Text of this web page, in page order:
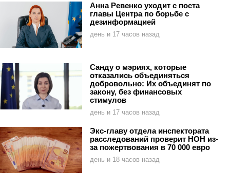
Анна Ревенко уходит с поста
главы Центра по борьбе с
дезинформацией
день и 17 часов назад
Санду о мэриях, которые
отказались объединяться
добровольно: Их объединят по
закону, без финансовых
стимулов
день и 17 часов назад
Экс-главу отдела инспектората
расследований проверит НОН из-
за пожертвования в 70 000 евро
день и 18 часов назад